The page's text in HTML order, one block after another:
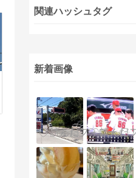
関連ハッシュタグ
新着画像